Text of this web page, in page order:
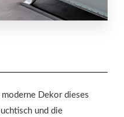
Dekor dieses
und die